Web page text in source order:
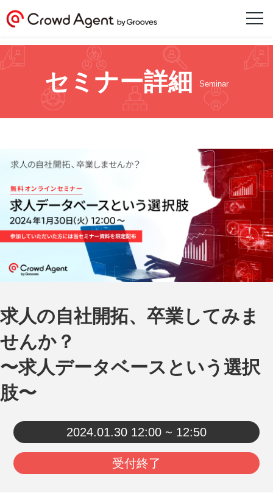
セミナー詳細 Seminar
求人の自社開拓、卒業してみま
せんか？
〜求人データベースという選択
肢〜
2024.01.30 12:00 ~ 12:50
受付終了